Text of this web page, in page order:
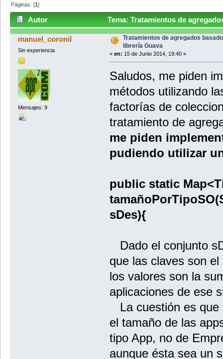
Páginas: [1]
Autor Tema: Tratamientos de
manuel_coronil
Sin experiencia
Mensajes: 9
Tratamientos de agregados
librería Guava
« en: 15 de Junio 2014, 19:40 »
Saludos, me piden
métodos utilizando
factorías de
tratamiento de
me piden
pudiendo utilizar
public static
sDes){
Dado el conjunto
que las claves son
los valores son la
aplicaciones de ese
La cuestión es que
el tamaño de las
tipo App, no de
aunque ésta sea un